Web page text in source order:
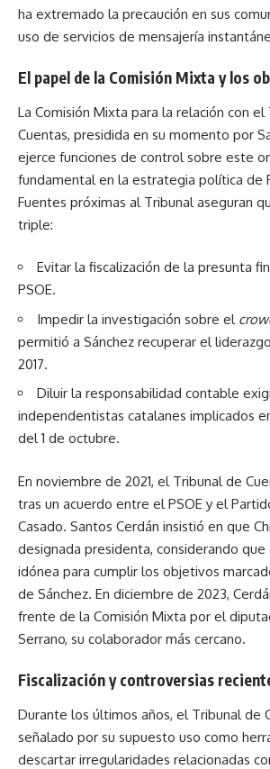
ha extremado la precaución en sus
uso de servicios de mensajería
El papel de la Comisión Mixta y los
La Comisión Mixta para la relación con el
Cuentas, presidida en su momento por
ejerce funciones de control sobre este
fundamental en la estrategia política de
Fuentes próximas al Tribunal aseguran
triple:
Evitar la fiscalización de la presunta
PSOE.
Impedir la investigación sobre el
permitió a Sánchez recuperar el
2017.
Diluir la responsabilidad contable
independentistas catalanes implicados
del 1 de octubre.
En noviembre de 2021, el Tribunal de
tras un acuerdo entre el PSOE y el
Casado. Santos Cerdán insistió en que
designada presidenta, considerando que
idónea para cumplir los objetivos
de Sánchez. En diciembre de 2023,
frente de la Comisión Mixta por el
Serrano, su colaborador más cercano.
Fiscalización y controversias
Durante los últimos años, el Tribunal de
señalado por su supuesto uso como
descartar irregularidades relacionadas